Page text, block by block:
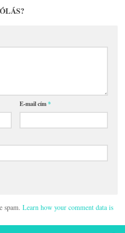
E-mail cím*
spam. Learn how your comment data is